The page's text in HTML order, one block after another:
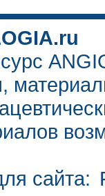
сайта: